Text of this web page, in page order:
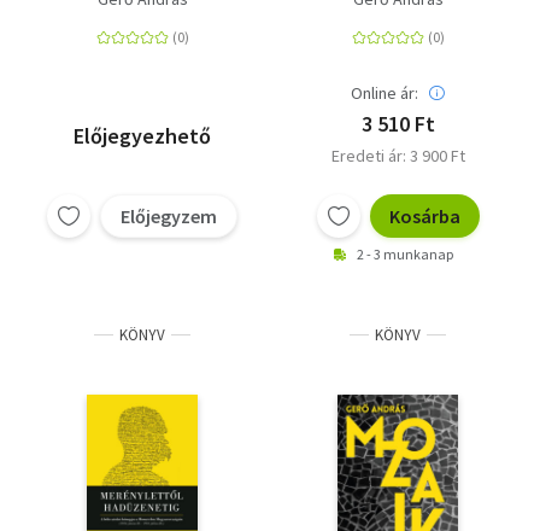
Előjegyezhető
Előjegyzem
Online ár:
3 510 Ft
Eredeti ár: 3 900 Ft
Kosárba
2 - 3 munkanap
KÖNYV KÖNYV